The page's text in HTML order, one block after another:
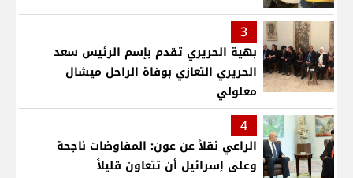
3
بهية الحريري تقدم بإسم الرئيس سعد
الحريري التعازي بوفاة الراحل ميشال
معلولي
4
الراعي نقلاً عن عون: المفاوضات ناجحة
وعلى إسرائيل أن تتعاون قليلاً